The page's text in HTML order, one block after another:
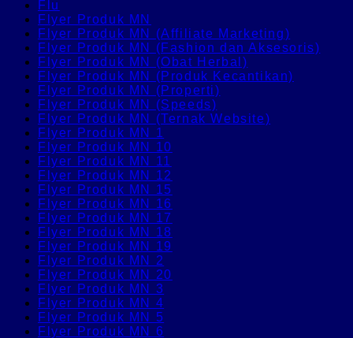
Flu
Flyer Produk MN
Flyer Produk MN (Affiliate Marketing)
Flyer Produk MN (Fashion dan Aksesoris)
Flyer Produk MN (Obat Herbal)
Flyer Produk MN (Produk Kecantikan)
Flyer Produk MN (Properti)
Flyer Produk MN (Speeds)
Flyer Produk MN (Ternak Website)
Flyer Produk MN 1
Flyer Produk MN 10
Flyer Produk MN 11
Flyer Produk MN 12
Flyer Produk MN 15
Flyer Produk MN 16
Flyer Produk MN 17
Flyer Produk MN 18
Flyer Produk MN 19
Flyer Produk MN 2
Flyer Produk MN 20
Flyer Produk MN 3
Flyer Produk MN 4
Flyer Produk MN 5
Flyer Produk MN 6